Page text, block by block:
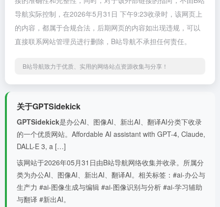
导航实际控制，在2026年5月31日 下午9:23收录时，该网页上
的内容，都属于合规合法，后期网页的内容如出现违规，可以
直接联系网站管理员进行删除，B站导航不承担任何责任。
B站导航致力于优质、实用的网络站点资源收集与分享！
关于GPTSidekick
GPTSidekick是办公AI、图像AI、新出AI、翻译AI分类下收录
的一个优质网站。Affordable AI assistant with GPT-4, Claude,
DALL-E 3, a […]
该网站于2026年05月31日由B站导航网络收集并收录。所属分
类为办公AI、图像AI、新出AI、翻译AI。相关标签：#ai-办公与
生产力 #ai-图像生成与编辑 #ai-图像识别与分析 #ai-学习辅助
与翻译 #新出AI。